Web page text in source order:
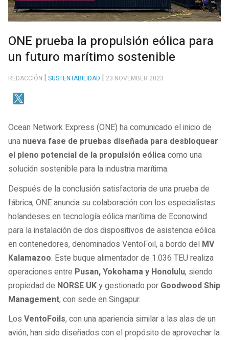
ONE prueba la propulsión eólica para
un futuro marítimo sostenible
REDACCIÓN SUSTENTABILIDAD 23 NOVEMBER 2023
Ocean Network Express (ONE) ha comunicado el inicio de
una nueva fase de pruebas diseñada para desbloquear
el pleno potencial de la propulsión eólicacomo una
solución sostenible para la industria marítima.
Después de la conclusión satisfactoria de una prueba de
fábrica, ONE anuncia su colaboración con los especialistas
holandeses en tecnología eólica marítima de Econowind
para la instalación de dos dispositivos de asistencia eólica
en contenedores, denominados VentoFoil, a bordo del MV
Kalamazoo. Este buque alimentador de 1.036 TEU realiza
operaciones entre Pusan, Yokohama y Honolulu, siendo
propiedad de NORSE UKy gestionado por Goodwood Ship
Management, con sede en Singapur.
Los VentoFoils, con una apariencia similar a las alas de un
avión, han sido diseñados con el propósito de aprovechar la